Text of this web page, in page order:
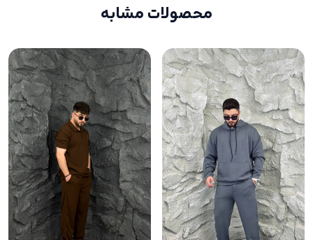
محصولات مشابه